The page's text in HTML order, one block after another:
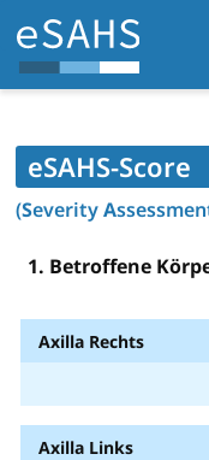
eSAHS-Score
(SeverityA
1. Betroffene
Axilla Rechts
Axilla Links